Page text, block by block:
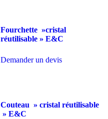
Fourchette »cristal
réutilisable » E&C
Demander un devis
Couteau » cristal réutilisable
» E&C